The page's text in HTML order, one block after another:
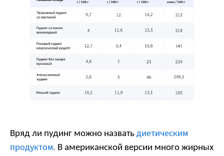
Вряд ли пудинг можно назвать диетическим
продуктом. В американской версии много жирных